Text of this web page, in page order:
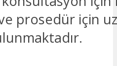
prosedür için